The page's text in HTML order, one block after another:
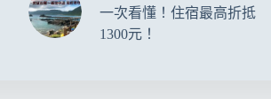
一次看懂！住宿最高折抵
1300元！